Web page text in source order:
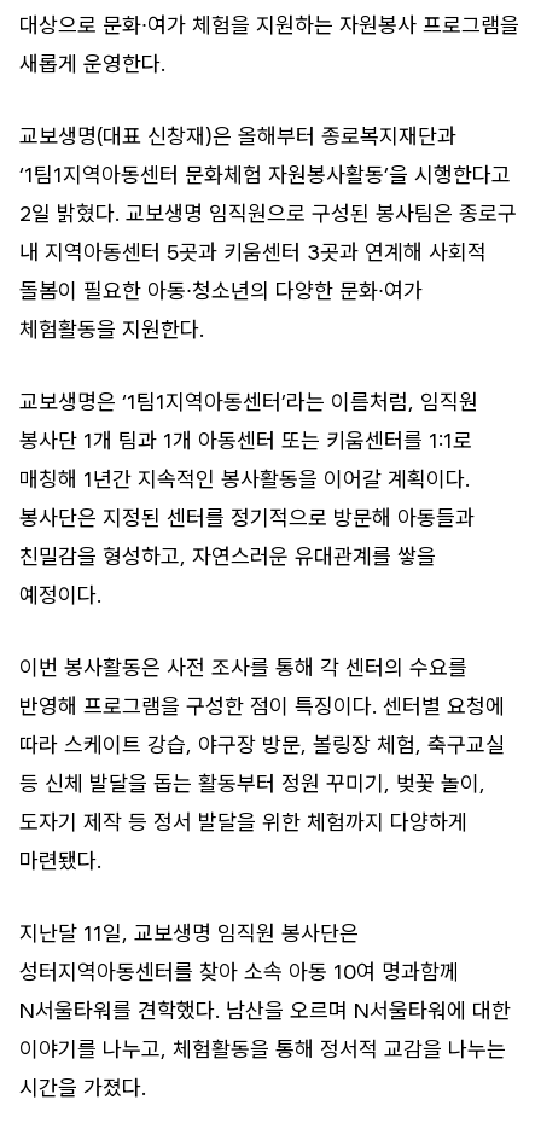
대상으로 문화∙여가 체험을 지원하는 자원봉사 프로그램을
새롭게 운영한다.
교보생명(대표 신창재)은 올해부터 종로복지재단과
‘1팀1지역아동센터 문화체험 자원봉사활동’을 시행한다고
2일 밝혔다. 교보생명 임직원으로 구성된 봉사팀은 종로구
내 지역아동센터 5곳과 키움센터 3곳과 연계해 사회적
돌봄이 필요한 아동∙청소년의 다양한 문화∙여가
체험활동을 지원한다.
교보생명은 ‘1팀1지역아동센터’라는 이름처럼, 임직원
봉사단 1개 팀과 1개 아동센터 또는 키움센터를 1:1로
매칭해 1년간 지속적인 봉사활동을 이어갈 계획이다.
봉사단은 지정된 센터를 정기적으로 방문해 아동들과
친밀감을 형성하고, 자연스러운 유대관계를 쌓을
예정이다.
이번 봉사활동은 사전 조사를 통해 각 센터의 수요를
반영해 프로그램을 구성한 점이 특징이다. 센터별 요청에
따라 스케이트 강습, 야구장 방문, 볼링장 체험, 축구교실
등 신체 발달을 돕는 활동부터 정원 꾸미기, 벚꽃 놀이,
도자기 제작 등 정서 발달을 위한 체험까지 다양하게
마련됐다.
지난달 11일, 교보생명 임직원 봉사단은
성터지역아동센터를 찾아 소속 아동 10여 명과함께
N서울타워를 견학했다. 남산을 오르며 N서울타워에 대한
이야기를 나누고, 체험활동을 통해 정서적 교감을 나누는
시간을 가졌다.